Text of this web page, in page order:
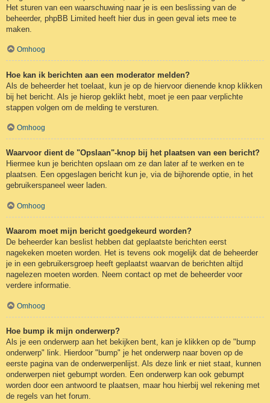
Het sturen van een waarschuwing naar je is een beslissing van de
beheerder, phpBB Limited heeft hier dus in geen geval iets mee te
maken.
Omhoog
Hoe kan ik berichten aan een moderator melden?
Als de beheerder het toelaat, kun je op de hiervoor dienende knop klikken
bij het bericht. Als je hierop geklikt hebt, moet je een paar verplichte
stappen volgen om de melding te versturen.
Omhoog
Waarvoor dient de "Opslaan"-knop bij het plaatsen van een bericht?
Hiermee kun je berichten opslaan om ze dan later af te werken en te
plaatsen. Een opgeslagen bericht kun je, via de bijhorende optie, in het
gebruikerspaneel weer laden.
Omhoog
Waarom moet mijn bericht goedgekeurd worden?
De beheerder kan beslist hebben dat geplaatste berichten eerst
nagekeken moeten worden. Het is tevens ook mogelijk dat de beheerder
je in een gebruikersgroep heeft geplaatst waarvan de berichten altijd
nagelezen moeten worden. Neem contact op met de beheerder voor
verdere informatie.
Omhoog
Hoe bump ik mijn onderwerp?
Als je een onderwerp aan het bekijken bent, kan je klikken op de "bump
onderwerp" link. Hierdoor "bump" je het onderwerp naar boven op de
eerste pagina van de onderwerpenlijst. Als deze link er niet staat, kunnen
onderwerpen niet gebumpt worden. Een onderwerp kan ook gebumpt
worden door een antwoord te plaatsen, maar hou hierbij wel rekening met
de regels van het forum.